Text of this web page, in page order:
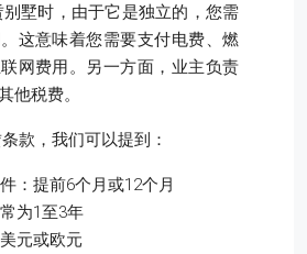
别墅时，由于它是独立的，您需
这意味着您需要支付电费、燃
网费用。另一方面，业主负责
他税费。
款，我们可以提到：
：提前6个月或12个月
为1至3年
元或欧元